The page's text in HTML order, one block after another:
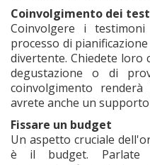
Coinvolgimento dei
Coinvolgere i
processo di
divertente. Chiedete loro
degustazione o di
coinvolgimento
avrete anche un
Fissare un budget
Un aspetto cruciale
è il budget. Parlate